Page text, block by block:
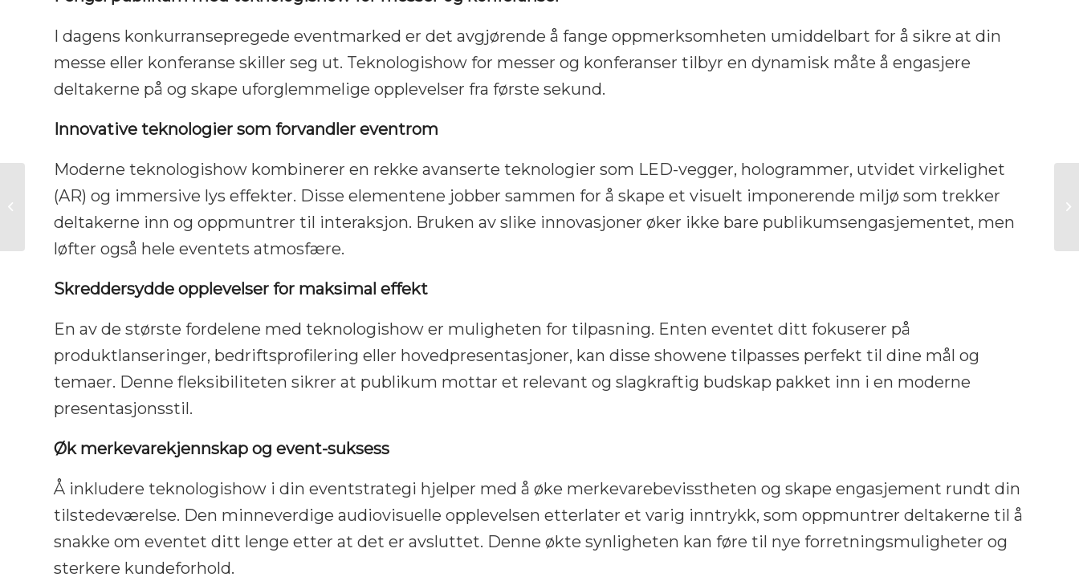
I dagens konkurransepregede eventmarked er det avgjørende å fange oppmerksomheten umiddelbart for å sikre at din
messe eller konferanse skiller seg ut. Teknologishow for messer og konferanser tilbyr en dynamisk måte å engasjere
deltakerne på og skape uforglemmelige opplevelser fra første sekund.
Innovative teknologier som forvandler eventrom
Moderne teknologishow kombinerer en rekke avanserte teknologier som LED-vegger, hologrammer, utvidet virkelighet
(AR) og immersive lys effekter. Disse elementene jobber sammen for å skape et visuelt imponerende miljø som trekker
deltakerne inn og oppmuntrer til interaksjon. Bruken av slike innovasjoner øker ikke bare publikumsengasjementet, men
løfter også hele eventets atmosfære.
Skreddersydde opplevelser for maksimal effekt
En av de største fordelene med teknologishow er muligheten for tilpasning. Enten eventet ditt fokuserer på
produktlanseringer, bedriftsprofilering eller hovedpresentasjoner, kan disse showene tilpasses perfekt til dine mål og
temaer. Denne fleksibiliteten sikrer at publikum mottar et relevant og slagkraftig budskap pakket inn i en moderne
presentasjonsstil.
Øk merkevarekjennskap og event-suksess
Å inkludere teknologishow i din eventstrategi hjelper med å øke merkevarebevisstheten og skape engasjement rundt din
tilstedeværelse. Den minneverdige audiovisuelle opplevelsen etterlater et varig inntrykk, som oppmuntrer deltakerne til å
snakke om eventet ditt lenge etter at det er avsluttet. Denne økte synligheten kan føre til nye forretningsmuligheter og
sterkere kundeforhold.
ditt til å skille seg ut
med innovative